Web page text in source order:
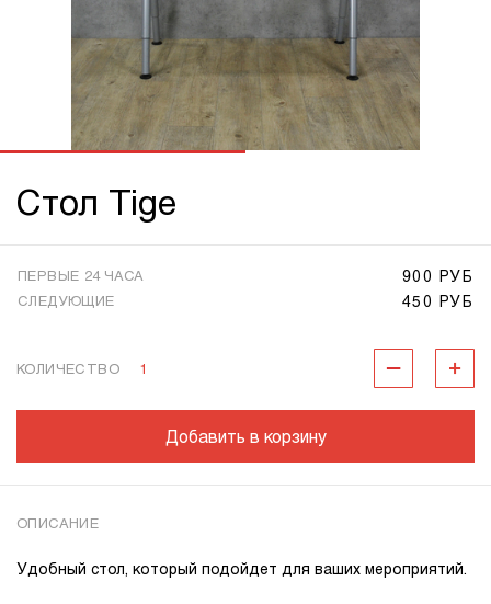
Стол Tige
ПЕРВЫЕ 24 ЧАСА 900 РУБ
СЛЕДУЮЩИЕ 450 РУБ
КОЛИЧЕСТВО 1
Добавить в корзину
ОПИСАНИЕ
Удобный стол, который подойдет для ваших мероприятий.